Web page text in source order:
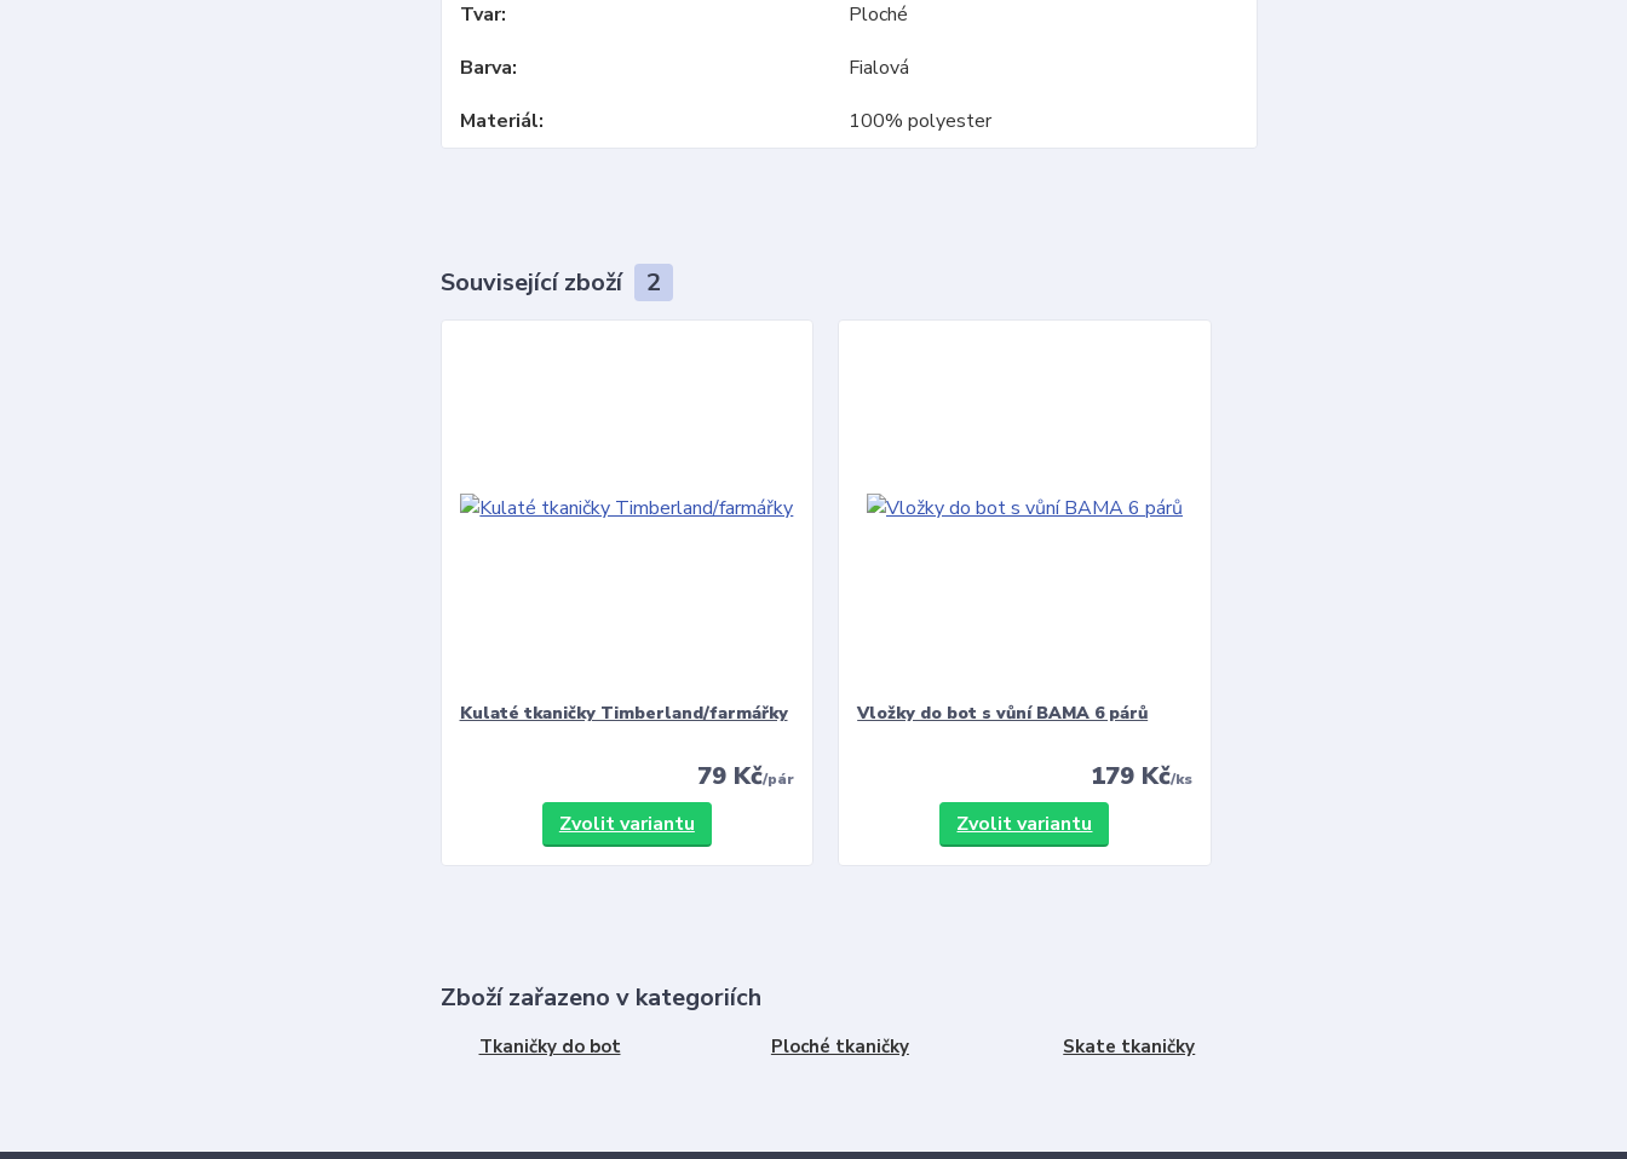
Tvar
Ploché
Barva
Fialová
Materiál
100% polyester
Související zboží 2
Kulaté tkaničky Timberland/farmářky
79 Kč/pár
Zvolit variantu
Vložky do bot s vůní BAMA 6 párů
179 Kč/ks
Zvolit variantu
Zboží zařazeno v kategoriích
Tkaničky do bot Ploché tkaničky Skate tkaničky